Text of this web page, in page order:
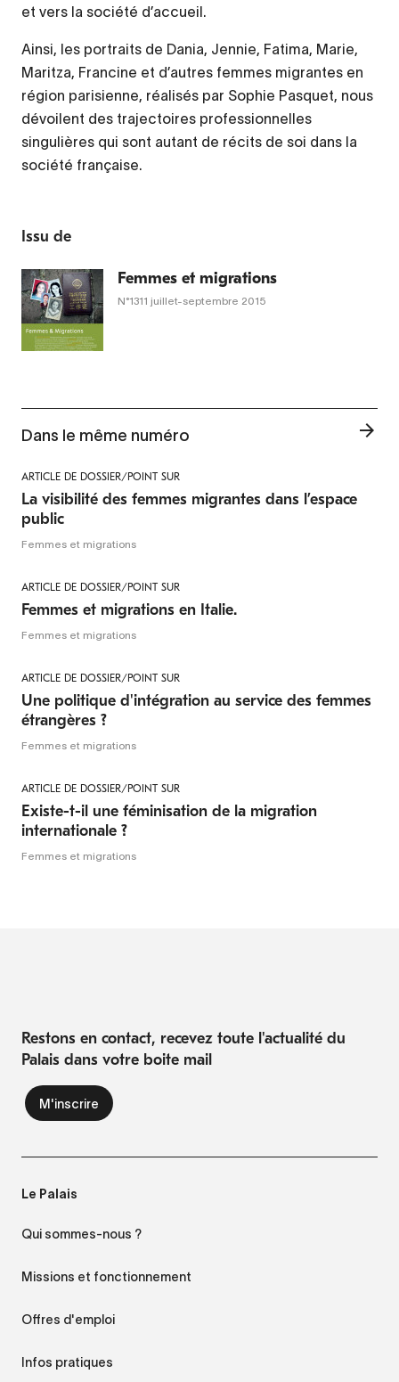
et vers la société d’accueil.
Ainsi, les portraits de Dania, Jennie, Fatima, Marie,
Maritza, Francine et d’autres femmes migrantes en
région parisienne, réalisés par Sophie Pasquet, nous
dévoilent des trajectoires professionnelles
singulières qui sont autant de récits de soi dans la
société française.
Issu de
Femmes et migrations
N°1311 juillet-septembre 2015
Dans le même numéro
ARTICLE DE DOSSIER/POINT SUR
La visibilité des femmes migrantes dans l’espace
public
Femmes et migrations
ARTICLE DE DOSSIER/POINT SUR
Femmes et migrations en Italie.
Femmes et migrations
ARTICLE DE DOSSIER/POINT SUR
Une politique d'intégration au service des femmes
étrangères ?
Femmes et migrations
ARTICLE DE DOSSIER/POINT SUR
Existe-t-il une féminisation de la migration
internationale ?
Femmes et migrations
Restons en contact, recevez toute l'actualité du
Palais dans votre boite mail
Le Palais
Qui sommes-nous ?
Missions et fonctionnement
Offres d'emploi
Infos pratiques